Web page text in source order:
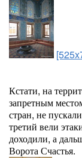
Кстати, на
запретным
стран, не
третий вели
доходили, а
Ворота Счастья.